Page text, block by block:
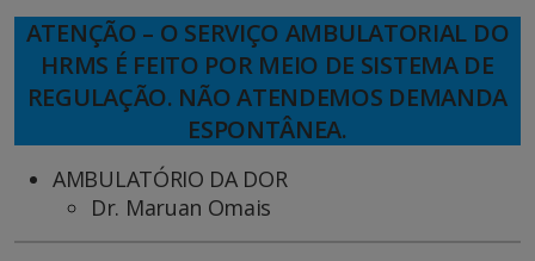
ATENÇÃO – O SERVIÇO AMBULATORIAL DO
HRMS É FEITO POR MEIO DE SISTEMA DE
REGULAÇÃO. NÃO ATENDEMOS DEMANDA
ESPONTÂNEA.
AMBULATÓRIO DA DOR
Dr. Maruan Omais